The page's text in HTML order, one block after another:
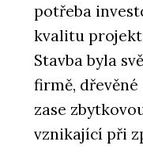
potřeba
kvalitu
Stavba byla
firmě, dřevěné
zase
vznikající při